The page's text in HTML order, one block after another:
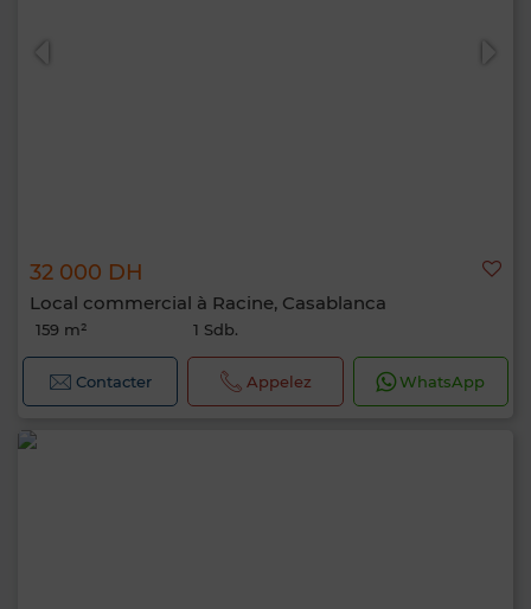
32 000 DH
Local commercial à Racine, Casablanca
159 m² 1 Sdb.
Contacter Appelez WhatsApp